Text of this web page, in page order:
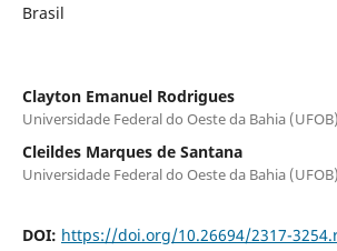
Brasil
Clayton Emanuel Rodrigues
Universidade Federal do Oeste da Bahia (UFOB)
Cleildes Marques de Santana
Universidade Federal do Oeste da Bahia (UFOB)
DOI: https://doi.org/10.26694/2317-